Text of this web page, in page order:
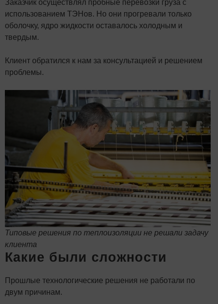
Заказчик осуществлял пробные перевозки груза с
использованием ТЭНов. Но они прогревали только
оболочку, ядро жидкости оставалось холодным и
твердым.
Клиент обратился к нам за консультацией и решением
проблемы.
Типовые решения по теплоизоляции не решали задачу
клиента
Какие были сложности
Прошлые технологические решения не работали по
двум причинам.